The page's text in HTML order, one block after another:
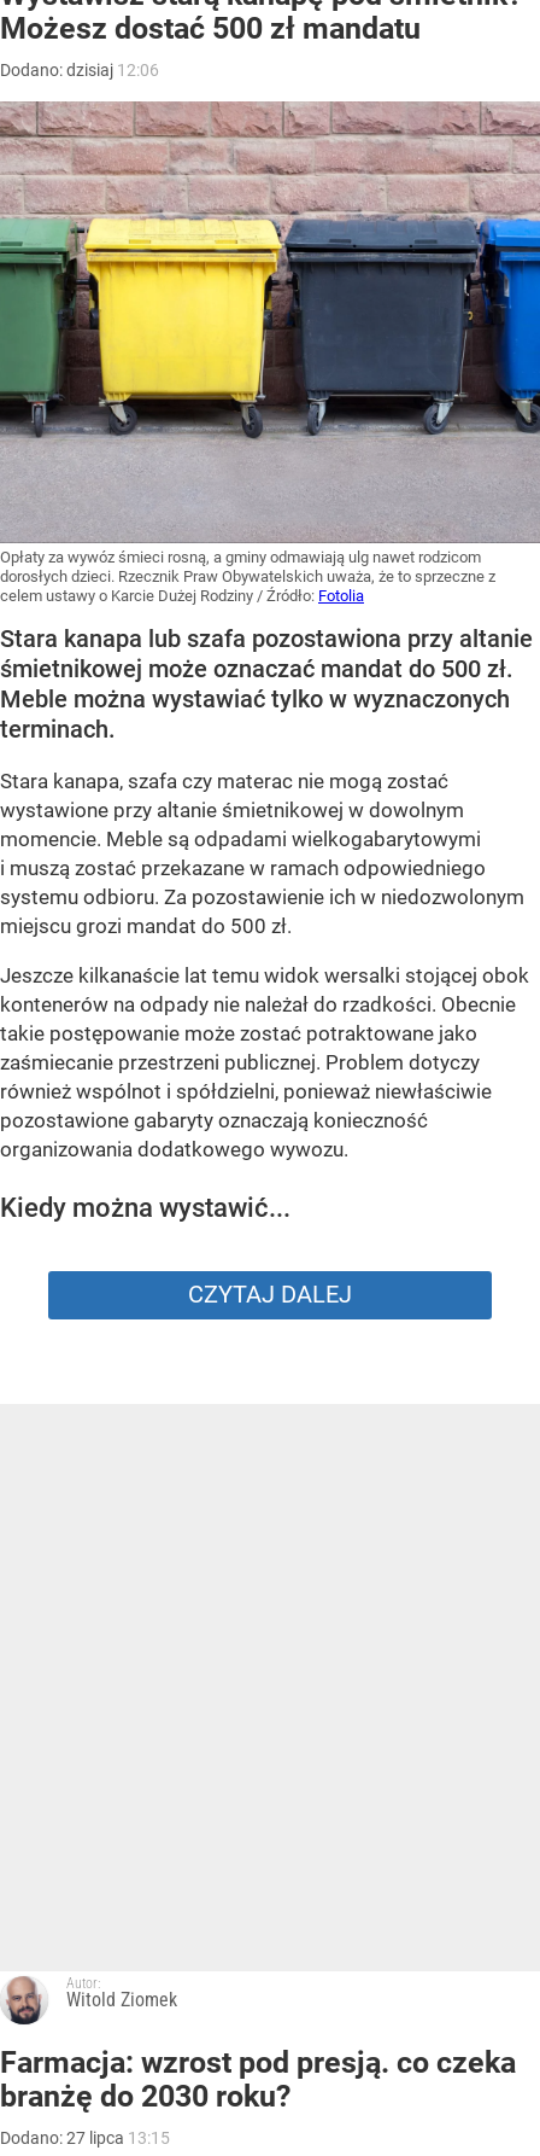
Możesz dostać 500 zł mandatu
Dodano:dzisiaj 12:06
Opłaty za wywóz śmieci rosną, a gminy odmawiają ulg nawet rodzicom
dorosłych dzieci. Rzecznik Praw Obywatelskich uważa, że to sprzeczne z
celem ustawy o Karcie Dużej Rodziny / Źródło: Fotolia
Stara kanapa lub szafa pozostawiona przy altanie
śmietnikowej może oznaczać mandat do 500 zł.
Meble można wystawiać tylko w wyznaczonych
terminach.
Stara kanapa, szafa czy materac nie mogą zostać
wystawione przy altanie śmietnikowej w dowolnym
momencie. Meble są odpadami wielkogabarytowymi
i muszą zostać przekazane w ramach odpowiedniego
systemu odbioru. Za pozostawienie ich w niedozwolonym
miejscu grozi mandat do 500 zł.
Jeszcze kilkanaście lat temu widok wersalki stojącej obok
kontenerów na odpady nie należał do rzadkości. Obecnie
takie postępowanie może zostać potraktowane jako
zaśmiecanie przestrzeni publicznej. Problem dotyczy
również wspólnot i spółdzielni, ponieważ niewłaściwie
pozostawione gabaryty oznaczają konieczność
organizowania dodatkowego wywozu.
Kiedy można wystawić...
CZYTAJ DALEJ
Autor:
Witold Ziomek
Farmacja: wzrost pod presją. co czeka
branżę do 2030 roku?
Dodano:27 lipca 13:15